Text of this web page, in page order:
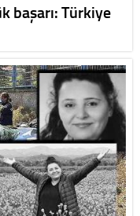
başarı: Türkiye